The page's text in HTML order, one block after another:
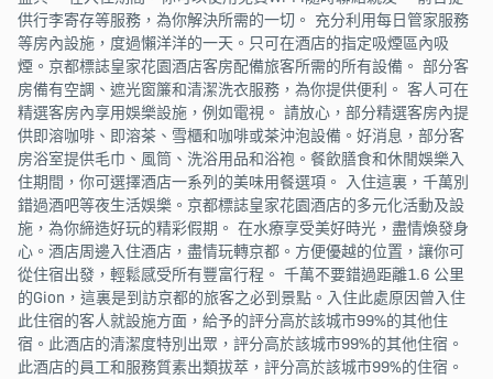
供行李寄存等服務，為你解決所需的一切。 充分利用每日管家服務
等房內設施，度過懶洋洋的一天。只可在酒店的指定吸煙區內吸
煙。京都標誌皇家花園酒店客房配備旅客所需的所有設備。 部分客
房備有空調、遮光窗簾和清潔洗衣服務，為你提供便利。 客人可在
精選客房內享用娛樂設施，例如電視。 請放心，部分精選客房內提
供即溶咖啡、即溶茶、雪櫃和咖啡或茶沖泡設備。好消息，部分客
房浴室提供毛巾、風筒、洗浴用品和浴袍。餐飲膳食和休閒娛樂入
住期間，你可選擇酒店一系列的美味用餐選項。 入住這裏，千萬別
錯過酒吧等夜生活娛樂。京都標誌皇家花園酒店的多元化活動及設
施，為你締造好玩的精彩假期。 在水療享受美好時光，盡情煥發身
心。酒店周邊入住酒店，盡情玩轉京都。方便優越的位置，讓你可
從住宿出發，輕鬆感受所有豐富行程。 千萬不要錯過距離1.6 公里
的Gion，這裏是到訪京都的旅客之必到景點。入住此處原因曾入住
此住宿的客人就設施方面，給予的評分高於該城市99%的其他住
宿。此酒店的清潔度特別出眾，評分高於該城市99%的其他住宿。
此酒店的員工和服務質素出類拔萃，評分高於該城市99%的住宿。